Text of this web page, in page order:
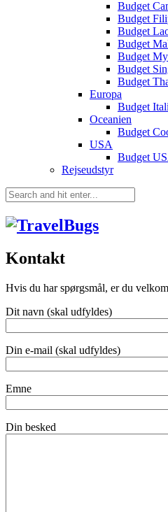
Budget
Budget
Budget
Budget
Budget
Budget
Budget
Europa
Budget
Oceanien
Budget
USA
Budget
Rejseudstyr
Kontakt
Hvis du har spørgsmål, er du
Dit navn (skal udfyldes)
Din e-mail (skal udfyldes)
Emne
Din besked